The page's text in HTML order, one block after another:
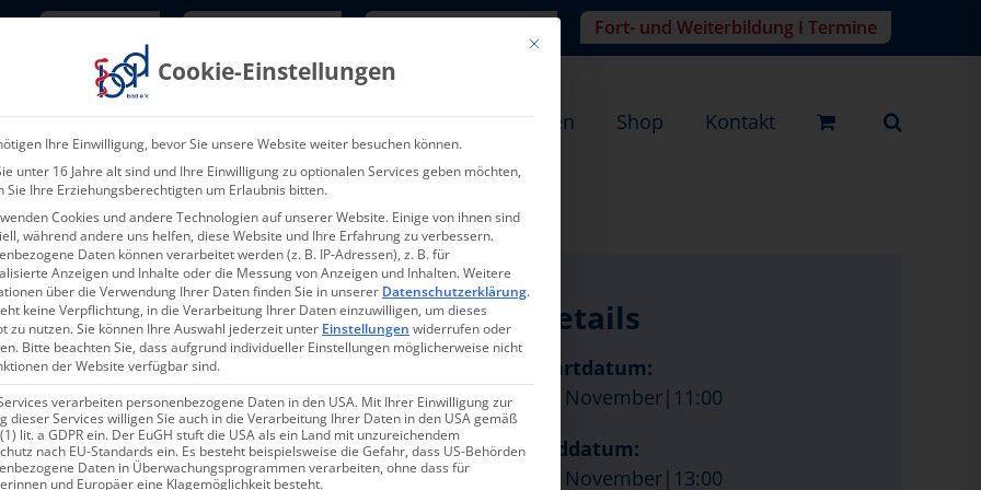
Fort- und Weiterbildung I Termine
Über uns Aktuelles & Presse Leistungen Shop Kontakt
Details
Startdatum:
25. November|11:00
Enddatum:
25. November|13:00
Mit diesem Button wird der Dialog geschlossen. Seine Funktionalität ist
Cookie-Einstellungen
Ihre Einwilligung, bevor Sie unsere Website weiter besuchen können.
unter 16 Jahre alt sind und Ihre Einwilligung zu optionalen Services geben möchten,
Sie Ihre Erziehungsberechtigten um Erlaubnis bitten.
Cookies und andere Technologien auf unserer Website. Einige von ihnen sind
während andere uns helfen, diese Website und Ihre Erfahrung zu verbessern.
Daten können verarbeitet werden (z. B. IP-Adressen), z. B. für
Anzeigen und Inhalte oder die Messung von Anzeigen und Inhalten.Weitere
über die Verwendung Ihrer Daten finden Sie in unserer Datenschutzerklärung.
keine Verpflichtung, in die Verarbeitung Ihrer Daten einzuwilligen, um dieses
zu nutzen.Sie können Ihre Auswahl jederzeit unter Einstellungen widerrufen oder
Bitte beachten Sie, dass aufgrund individueller Einstellungen möglicherweise nicht
der Website verfügbar sind.
verarbeiten personenbezogene Daten in den USA. Mit Ihrer Einwilligung zur
dieser Services willigen Sie auch in die Verarbeitung Ihrer Daten in den USA gemäß
lit. a GDPR ein. Der EuGH stuft die USA als ein Land mit unzureichendem
nach EU-Standards ein. Es besteht beispielsweise die Gefahr, dass US-Behörden
Daten in Überwachungsprogrammen verarbeiten, ohne dass für
und Europäer eine Klagemöglichkeit besteht.